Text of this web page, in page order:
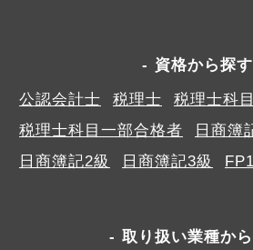
資格から探す
公認会計士
税理士
税理士科
税理士科目一部合格者
日商簿
日商簿記2級
日商簿記3級
取り扱い業種か